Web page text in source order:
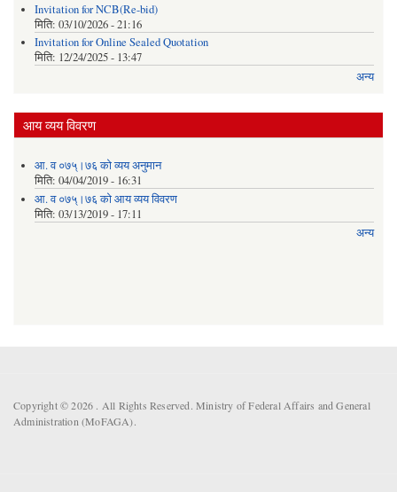
Invitation for NCB(Re-bid)
मिति: 03/10/2026 - 21:16
Invitation for Online Sealed Quotation
मिति: 12/24/2025 - 13:47
अन्य
आय व्यय विवरण
आ. व ०७५्।७६ को व्यय अनुमान
मिति: 04/04/2019 - 16:31
आ. व ०७५्।७६ को आय व्यय विवरण
मिति: 03/13/2019 - 17:11
अन्य
Copyright © 2026 . All Rights Reserved. Ministry of Federal Affairs and General
Administration (MoFAGA).